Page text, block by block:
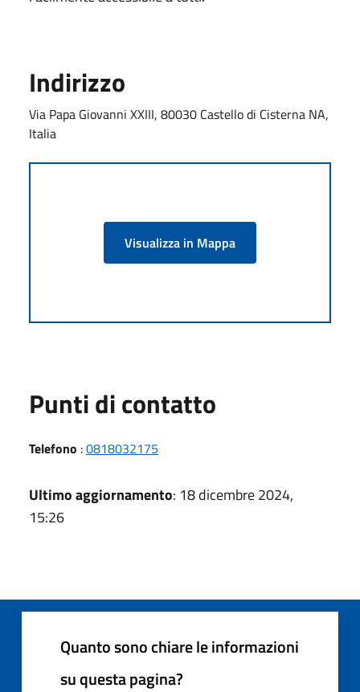
Indirizzo
Via Papa Giovanni XXIII, 80030 Castello di Cisterna NA,
Italia
Visualizza in Mappa
Punti di contatto
Telefono :0818032175
Ultimo aggiornamento: 18 dicembre 2024,
15:26
Quanto sono chiare le informazioni
su questa pagina?